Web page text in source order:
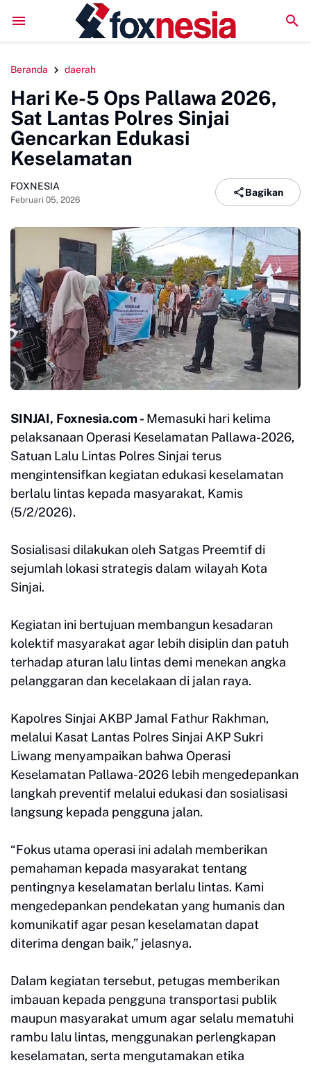
Perkuat Kolaborasi Pengembangan Pariwisata
Beranda daerah
Hari Ke-5 Ops Pallawa 2026,
Sat Lantas Polres Sinjai
Gencarkan Edukasi
Keselamatan
FOXNESIA
Februari 05, 2026
Bagikan
SINJAI, Foxnesia.com - Memasuki hari kelima
pelaksanaan Operasi Keselamatan Pallawa-2026,
Satuan Lalu Lintas Polres Sinjai terus
mengintensifkan kegiatan edukasi keselamatan
berlalu lintas kepada masyarakat, Kamis
(5/2/2026).
Sosialisasi dilakukan oleh Satgas Preemtif di
sejumlah lokasi strategis dalam wilayah Kota
Sinjai.
Kegiatan ini bertujuan membangun kesadaran
kolektif masyarakat agar lebih disiplin dan patuh
terhadap aturan lalu lintas demi menekan angka
pelanggaran dan kecelakaan di jalan raya.
Kapolres Sinjai AKBP Jamal Fathur Rakhman,
melalui Kasat Lantas Polres Sinjai AKP Sukri
Liwang menyampaikan bahwa Operasi
Keselamatan Pallawa-2026 lebih mengedepankan
langkah preventif melalui edukasi dan sosialisasi
langsung kepada pengguna jalan.
“Fokus utama operasi ini adalah memberikan
pemahaman kepada masyarakat tentang
pentingnya keselamatan berlalu lintas. Kami
mengedepankan pendekatan yang humanis dan
komunikatif agar pesan keselamatan dapat
diterima dengan baik,” jelasnya.
Dalam kegiatan tersebut, petugas memberikan
imbauan kepada pengguna transportasi publik
maupun masyarakat umum agar selalu mematuhi
rambu lalu lintas, menggunakan perlengkapan
keselamatan, serta mengutamakan etika